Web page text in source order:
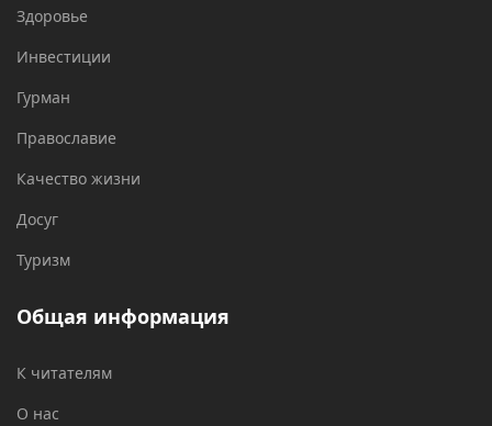
Здоровье
Инвестиции
Гурман
Православие
Качество жизни
Досуг
Туризм
Общая информация
К читателям
О нас